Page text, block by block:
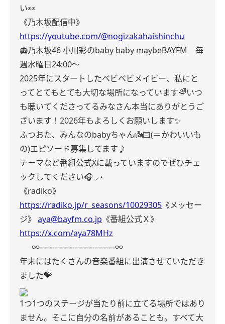
い👀
《乃木坂配信中》
https://youtube.com/@nogizakahaishinchu
📻乃木坂46 小川彩のbaby baby maybeBAYFM 毎
週水曜日24:00〜
2025年にスタートしたベビベビメイビー、私にと
ってとてもとても大切な場所になっています🌈いつ
も聴いてくださってるみなさん本当にありがとうご
ざいます！ 2026年もよろしくお願いします✨️
ふつおた、みんなのbabyちゃん👼🏻‪‎(＝かわいいも
の)エピソード募集してます♪
テーマなど番組公式Xに載っていますのでぜひチェ
ックしてください🎧 ⸝⋆
《radiko》
https://radiko.jp/r_seasons/10029305 《メッセー
ジ》 aya@bayfm.co.jp 《番組公式Ｘ》
https://x.com/aya78MHz
∞------------------------------∞
年末にはたくさんの音楽番組に出演させていただき
ました💝
1つ1つのステージが当たり前に立てる場所ではあり
ません。そこに自分の名前があることも。すべて大